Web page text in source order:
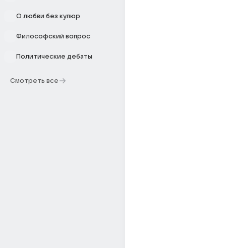
О любви без купюр
Философский вопрос
Политические дебаты
Смотреть все